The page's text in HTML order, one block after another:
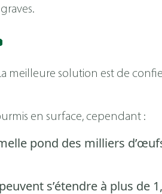
meilleure solution est de
en surface, cependant :
pond des milliers
s’étendre à plus de